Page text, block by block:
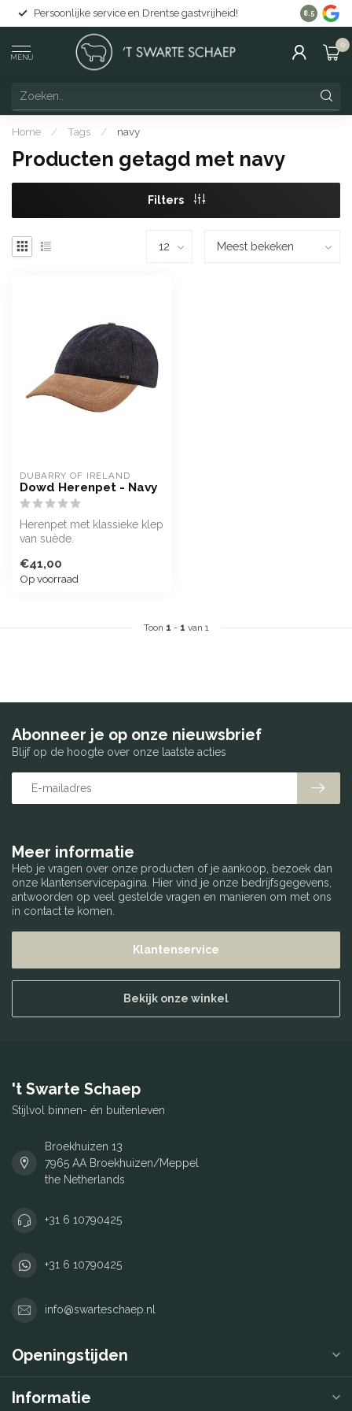
Persoonlijke service en Drentse gastvrijheid! Gratis
8.5
MENU
0
Home / Tags / navy
Producten getagd met navy
Filters
DUBARRY OF IRELAND
Dowd Herenpet - Navy
Herenpet met klassieke klep
van suède.
€41,00
Op voorraad
Toon 1 - 1 van 1
Meer informatie
Heb je vragen over onze producten of je aankoop, bezoek dan
onze klantenservicepagina. Hier vind je onze bedrijfsgegevens,
antwoorden op veel gestelde vragen en manieren om met ons
in contact te komen.
Klantenservice
Bekijk onze winkel
Abonneer je op onze nieuwsbrief
Blijf op de hoogte over onze laatste acties
't Swarte Schaep
Stijlvol binnen- én buitenleven
Broekhuizen 13
7965 AA Broekhuizen/Meppel
the Netherlands
+31 6 10790425
+31 6 10790425
info@swarteschaep.nl
Openingstijden
Informatie